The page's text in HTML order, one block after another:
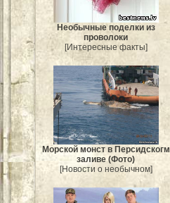
Необычные поделки из
проволоки
[Интересные факты]
Морской монст в Персидскогм
заливе (Фото)
[Новости о необычном]